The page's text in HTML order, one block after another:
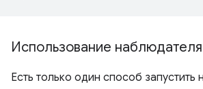
Использование
Есть только один способ запустить